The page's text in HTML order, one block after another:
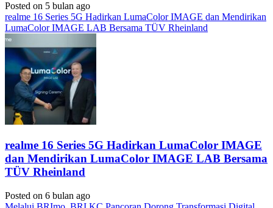
Posted on 5 bulan ago
realme 16 Series 5G Hadirkan LumaColor IMAGE dan Mendirikan
LumaColor IMAGE LAB Bersama TÜV Rheinland
realme 16 Series 5G Hadirkan LumaColor IMAGE
dan Mendirikan LumaColor IMAGE LAB Bersama
TÜV Rheinland
Posted on 6 bulan ago